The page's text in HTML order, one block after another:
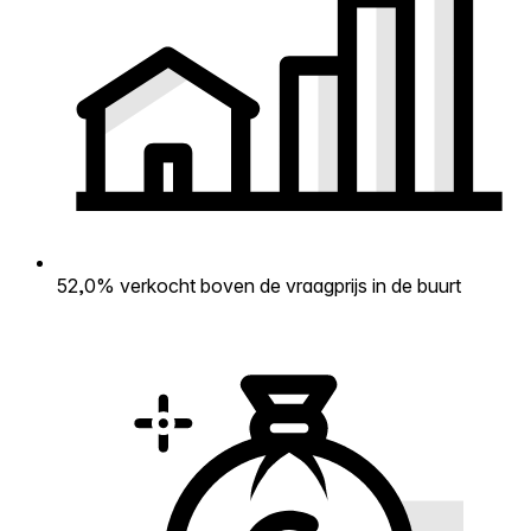
52,0% verkocht boven de vraagprijs in de buurt